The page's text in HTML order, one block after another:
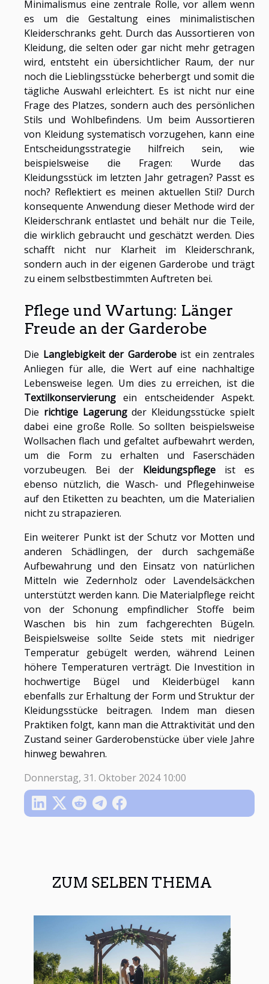
ZUM SELBEN THEMA
Minimalismus eine zentrale Rolle, vor allem wenn
es um die Gestaltung eines minimalistischen
Kleiderschranks geht. Durch das Aussortieren von
Kleidung, die selten oder gar nicht mehr getragen
wird, entsteht ein übersichtlicher Raum, der nur
noch die Lieblingsstücke beherbergt und somit die
tägliche Auswahl erleichtert. Es ist nicht nur eine
Frage des Platzes, sondern auch des persönlichen
Stils und Wohlbefindens. Um beim Aussortieren
von Kleidung systematisch vorzugehen, kann eine
Entscheidungsstrategie hilfreich sein, wie
beispielsweise die Fragen: Wurde das
Kleidungsstück im letzten Jahr getragen? Passt es
noch? Reflektiert es meinen aktuellen Stil? Durch
konsequente Anwendung dieser Methode wird der
Kleiderschrank entlastet und behält nur die Teile,
die wirklich gebraucht und geschätzt werden. Dies
schafft nicht nur Klarheit im Kleiderschrank,
sondern auch in der eigenen Garderobe und trägt
zu einem selbstbestimmten Auftreten bei.
Pflege und Wartung: Länger
Freude an der Garderobe
Die Langlebigkeit der Garderobeist ein zentrales
Anliegen für alle, die Wert auf eine nachhaltige
Lebensweise legen. Um dies zu erreichen, ist die
Textilkonservierung ein entscheidender Aspekt.
Die richtige Lagerungder Kleidungsstücke spielt
dabei eine große Rolle. So sollten beispielsweise
Wollsachen flach und gefaltet aufbewahrt werden,
um die Form zu erhalten und Faserschäden
vorzubeugen. Bei der Kleidungspflege ist es
ebenso nützlich, die Wasch- und Pflegehinweise
auf den Etiketten zu beachten, um die Materialien
nicht zu strapazieren.
Ein weiterer Punkt ist der Schutz vor Motten und
anderen Schädlingen, der durch sachgemäße
Aufbewahrung und den Einsatz von natürlichen
Mitteln wie Zedernholz oder Lavendelsäckchen
unterstützt werden kann. Die Materialpflege reicht
von der Schonung empfindlicher Stoffe beim
Waschen bis hin zum fachgerechten Bügeln.
Beispielsweise sollte Seide stets mit niedriger
Temperatur gebügelt werden, während Leinen
höhere Temperaturen verträgt. Die Investition in
hochwertige Bügel und Kleiderbügel kann
ebenfalls zur Erhaltung der Form und Struktur der
Kleidungsstücke beitragen. Indem man diesen
Praktiken folgt, kann man die Attraktivität und den
Zustand seiner Garderobenstücke über viele Jahre
hinweg bewahren.
Donnerstag, 31. Oktober 2024 10:00